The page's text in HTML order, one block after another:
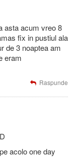
asta acum vreo 8
fix in pustiul ala
de 3 noaptea am
eram
Raspunde
acolo one day